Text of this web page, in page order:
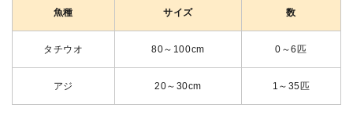
魚種 サイズ 数
タチウオ 80～100cm 0～6匹
アジ 20～30cm 1～35匹